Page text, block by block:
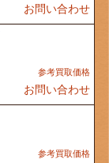
お問い合わせ
お問い合わせ